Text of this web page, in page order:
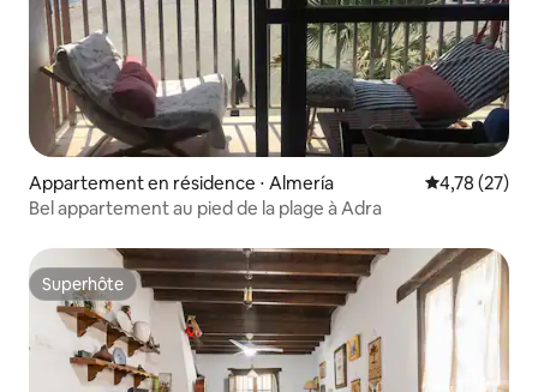
Appartement en résidence ⋅ Almería Évaluation
4,78 (27)
Bel appartement au pied de la plage à Adra
Superhôte
Superhôte